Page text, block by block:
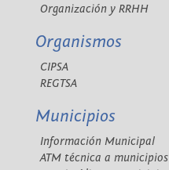
Organización y RRHH
Organismos
CIPSA
REGTSA
Municipios
Información Municipal
ATM técnica a municipios